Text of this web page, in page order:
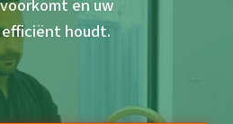
en uw
houdt.